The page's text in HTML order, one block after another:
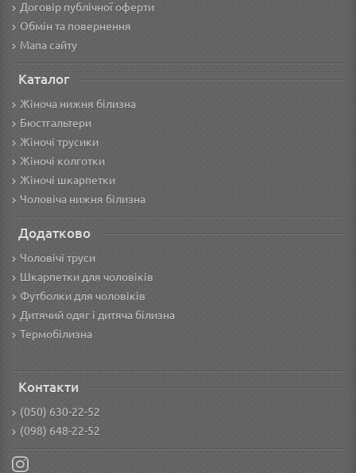
Договір публічної оферти
Обмін та повернення
Мапа сайту
Каталог
Жіноча нижня білизна
Бюстгальтери
Жіночі трусики
Жіночі колготки
Жіночі шкарпетки
Чоловіча нижня білизна
Додатково
Чоловічі труси
Шкарпетки для чоловіків
Футболки для чоловіків
Дитячий одяг і дитяча білизна
Термобілизна
Контакти
(050) 630-22-52
(098) 648-22-52